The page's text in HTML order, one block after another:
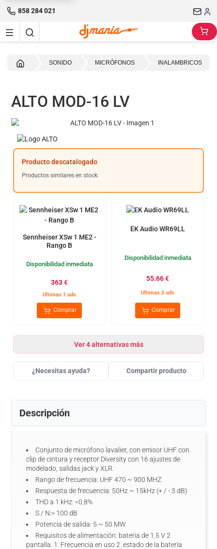
858 284 021
SONIDO MICRÓFONOS INALAMBRICOS
ALTO MOD-16 LV
Producto descatalogado
Productos similares en stock:
Sennheiser XSw 1 ME2 -
Rango B
Disponibilidad inmediata
363€
Ultimas 1 uds
Comprar
EK Audio WR69LL
Disponibilidad inmediata
55.66€
Ultimas 2 uds
Comprar
Ver 4 alternativas más
¿Necesitas ayuda? Compartir producto
Descripción
Conjunto de micrófono lavalier, con emisor UHF con
clip de cintura y receptor Diversity con 16 ajustes de
modelado, salidas jack y XLR.
Rango de frecuencia: UHF 470 ~ 900 MHZ
Respuesta de frecuencia: 50Hz ~ 15kHz (+ / - 3 dB)
THD a 1 kHz: <0,8%
S / N:> 100 dB
Potencia de salida: 5 ~ 50 MW
Requisitos de alimentación: batería de 1,5 V 2
pantalla: 1. Frecuencia en uso 2. estado de la batería